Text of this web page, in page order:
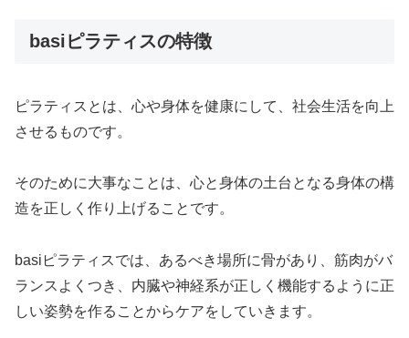
basiピラティスの特徴
ピラティスとは、心や身体を健康にして、社会生活を向上
させるものです。
そのために大事なことは、心と身体の土台となる身体の構
造を正しく作り上げることです。
basiピラティスでは、あるべき場所に骨があり、筋肉がバ
ランスよくつき、内臓や神経系が正しく機能するように正
しい姿勢を作ることからケアをしていきます。